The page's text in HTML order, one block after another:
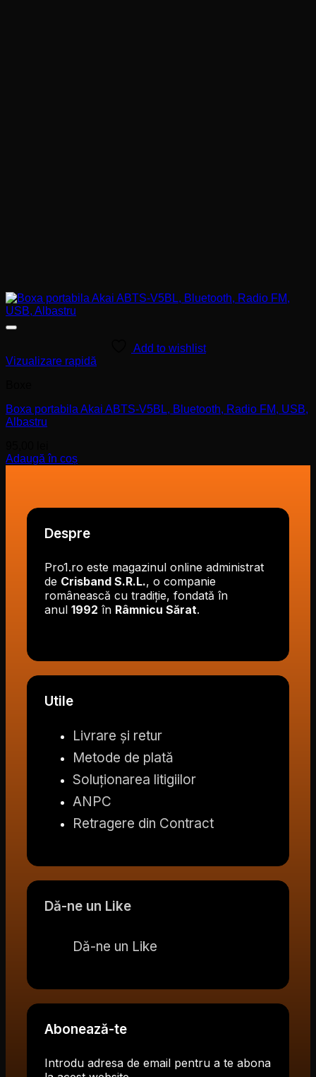
Add to wishlist
Vizualizare rapidă
Boxa portabila Akai ABTS-V5BL, Bluetooth, Radio FM, USB,
Albastru
Adaugă în coș
Despre
Pro1.ro este magazinul online administrat
de Crisband S.R.L., o companie
românească cu tradiție, fondată în
anul 1992 în Râmnicu Sărat.
Utile
Livrare și retur
Metode de plată
Soluționarea litigiilor
ANPC
Retragere din Contract
Dă-ne un Like
Dă-ne un Like
Abonează-te
Introdu adresa de email pentru a te abona